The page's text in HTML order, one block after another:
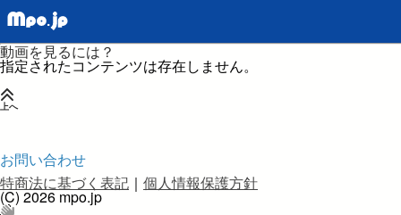
動画を見るには？
指定されたコンテンツは存在しません。
上へ
お問い合わせ
特商法に基づく表記 ｜ 個人情報保護方針
(C) 2026 mpo.jp